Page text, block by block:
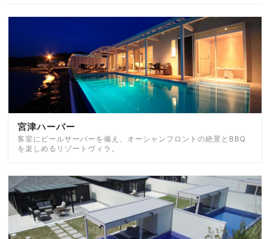
宮津ハーバー
客室にビールサーバーを備え、オーシャンフロントの絶景とBBQ
を楽しめるリゾートヴィラ。